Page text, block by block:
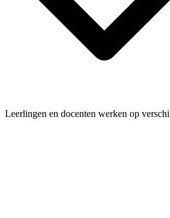
Leerlingen en docenten werken op